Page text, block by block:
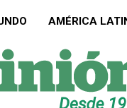
AMÉRICA